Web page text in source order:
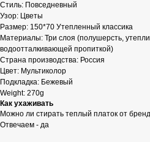
Стиль: Повседневный
Узор: Цветы
Размер: 150*70 Утепленный классика
Материалы: Три слоя (полушерсть,
водоотталкивающей пропиткой)
Страна производства: Россия
Цвет: Мультиколор
Подкладка: Бежевый
Weight: 270g
Как ухаживать
Можно ли стирать теплый платок от
Отвечаем - да